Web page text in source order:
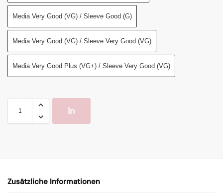
Media Very Good (VG) / Sleeve Good (G)
Media Very Good (VG) / Sleeve Very Good (VG)
Media Very Good Plus (VG+) / Sleeve Very Good (VG)
In
W
Zusätzliche Informationen